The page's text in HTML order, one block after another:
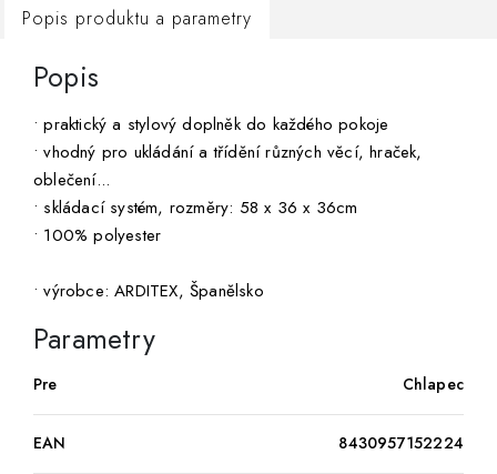
Popis produktu a parametry
Popis
• praktický a stylový doplněk do každého pokoje
• vhodný pro ukládání a třídění různých věcí, hraček,
oblečení...
• skládací systém, rozměry: 58 x 36 x 36cm
• 100% polyester
• výrobce: ARDITEX, Španělsko
Parametry
Pre Chlapec
EAN 8430957152224